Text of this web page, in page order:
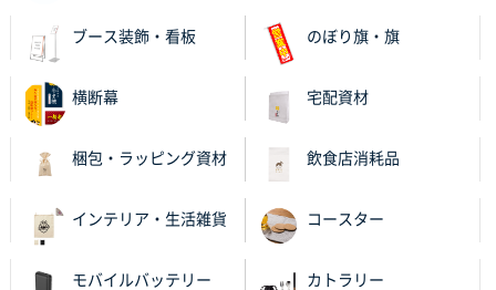
紹介されたから
大分県Y社様
不織布スクエアトート(A4サイズ)
バリエーション
岡山県K社様
ワンポイントポリ袋 A4サイズ
2025年10月28日 09:06
ブース装飾・看板 のぼり旗・旗
横断幕 宅配資材
梱包・ラッピング資材 飲食店消耗品
インテリア・生活雑貨 コースター
モバイルバッテリー カトラリー